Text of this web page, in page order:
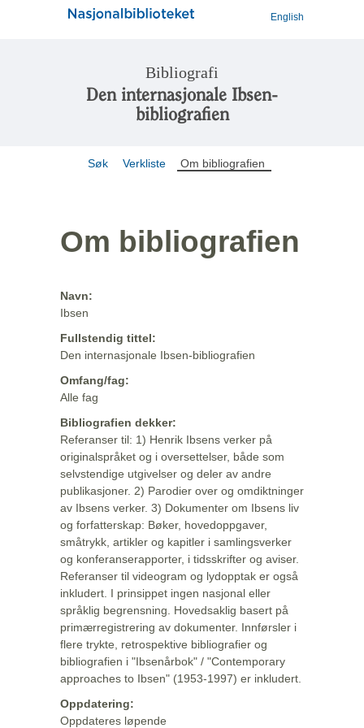
English
Bibliografi
Den internasjonale Ibsen-
bibliografien
Søk Verkliste Om bibliografien
Om bibliografien
Navn:
Ibsen
Fullstendig tittel:
Den internasjonale Ibsen-bibliografien
Omfang/fag:
Alle fag
Bibliografien dekker:
Referanser til: 1) Henrik Ibsens verker på
originalspråket og i oversettelser, både som
selvstendige utgivelser og deler av andre
publikasjoner. 2) Parodier over og omdiktninger
av Ibsens verker. 3) Dokumenter om Ibsens liv
og forfatterskap: Bøker, hovedoppgaver,
småtrykk, artikler og kapitler i samlingsverker
og konferanserapporter, i tidsskrifter og aviser.
Referanser til videogram og lydopptak er også
inkludert. I prinsippet ingen nasjonal eller
språklig begrensning. Hovedsaklig basert på
primærregistrering av dokumenter. Innførsler i
flere trykte, retrospektive bibliografier og
bibliografien i "Ibsenårbok" / "Contemporary
approaches to Ibsen" (1953-1997) er inkludert.
Oppdatering:
Oppdateres løpende